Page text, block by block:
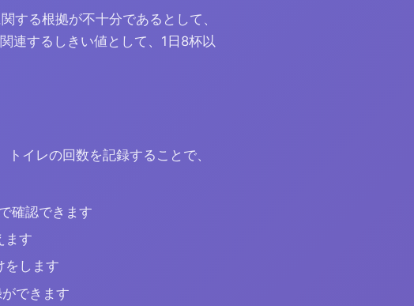
する根拠が不十分であるとして、
連するしきい値として、1日8杯以
トイレの回数を記録することで、
確認できます
ます
をします
できます